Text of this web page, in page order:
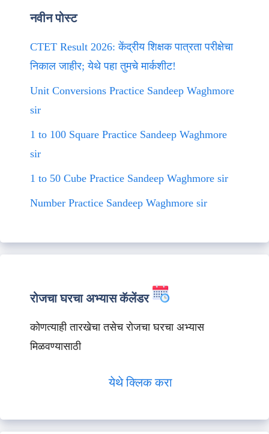
नवीन पोस्ट
CTET Result 2026: केंद्रीय शिक्षक पात्रता परीक्षेचा
निकाल जाहीर; येथे पहा तुमचे मार्कशीट!
Unit Conversions Practice Sandeep Waghmore
sir
1 to 100 Square Practice Sandeep Waghmore
sir
1 to 50 Cube Practice Sandeep Waghmore sir
Number Practice Sandeep Waghmore sir
रोजचा घरचा अभ्यास कॅलेंडर
कोणत्याही तारखेचा तसेच रोजचा घरचा अभ्यास
मिळवण्यासाठी
येथे क्लिक करा